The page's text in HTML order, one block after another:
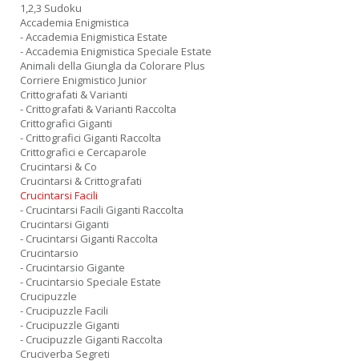
1,2,3 Sudoku
Accademia Enigmistica
- Accademia Enigmistica Estate
- Accademia Enigmistica Speciale Estate
Animali della Giungla da Colorare Plus
Corriere Enigmistico Junior
Crittografati & Varianti
- Crittografati & Varianti Raccolta
Crittografici Giganti
- Crittografici Giganti Raccolta
Crittografici e Cercaparole
Crucintarsi & Co
Crucintarsi & Crittografati
Crucintarsi Facili
- Crucintarsi Facili Giganti Raccolta
Crucintarsi Giganti
- Crucintarsi Giganti Raccolta
Crucintarsio
- Crucintarsio Gigante
- Crucintarsio Speciale Estate
Crucipuzzle
- Crucipuzzle Facili
- Crucipuzzle Giganti
- Crucipuzzle Giganti Raccolta
Cruciverba Segreti